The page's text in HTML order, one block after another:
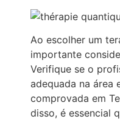
Ao escolher um
importante
Verifique se o
adequada na área
comprovada em
disso, é essencial